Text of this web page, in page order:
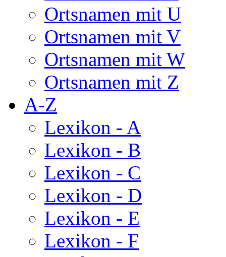
Ortsnamen mit U
Ortsnamen mit V
Ortsnamen mit W
Ortsnamen mit Z
A-Z
Lexikon - A
Lexikon - B
Lexikon - C
Lexikon - D
Lexikon - E
Lexikon - F